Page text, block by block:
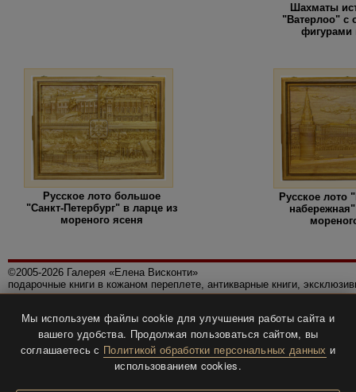
Шахматы
"Ватерлоо" с
фигурами
Русское лото большое
"Санкт-Петербург" в ларце из
мореного ясеня
Русское лото
©2005-2026 Галерея «Елена Висконти»
подарочные книги в кожаном переплете, антикварные книги,
Политика конфиденциальности
Все права защищены.
Разработка и дизайнBTV-info.
Мы используем файлы cookie для улучшения работы сайта и
вашего удобства. Продолжая пользоваться сайтом, вы
соглашаетесь с Политикой обработки персональных данных и
использованием cookies.